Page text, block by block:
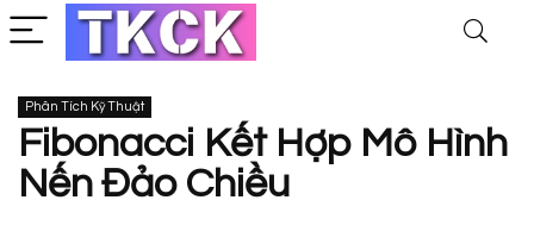
Phân Tích Kỹ Thuật
Fibonacci Kết Hợp Mô Hình
Nến Đảo Chiều